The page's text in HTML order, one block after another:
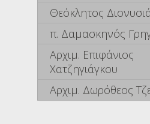
Θεόκλητος
π. Δαμασκηνός
Αρχιμ. Επιφάνιος
Χατζηγιάγκου
Αρχιμ. Δωρόθεος